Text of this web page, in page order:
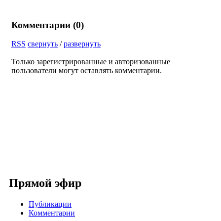
Комментарии (0)
RSS свернуть /развернуть
Только зарегистрированные и авторизованные
пользователи могут оставлять комментарии.
Прямой эфир
Публикации
Комментарии